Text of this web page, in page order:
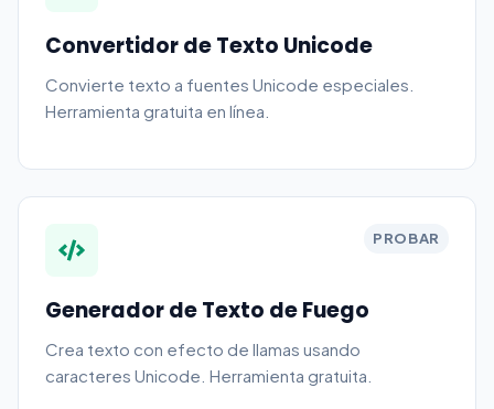
Convertidor de Texto Unicode
Convierte texto a fuentes Unicode especiales.
Herramienta gratuita en línea.
PROBAR
Generador de Texto de Fuego
Crea texto con efecto de llamas usando
caracteres Unicode. Herramienta gratuita.